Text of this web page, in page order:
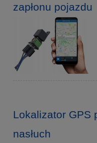
zapłonu pojazdu
Lokalizator GPS
nasłuch